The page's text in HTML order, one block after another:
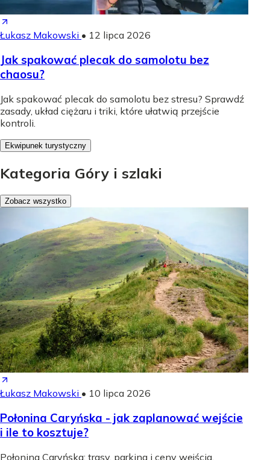
Łukasz Makowski • 12 lipca 2026
Jak spakować plecak do samolotu bez
chaosu?
Jak spakować plecak do samolotu bez stresu? Sprawdź
zasady, układ ciężaru i triki, które ułatwią przejście
kontroli.
Ekwipunek turystyczny
Kategoria Góry i szlaki
Zobacz wszystko
Łukasz Makowski • 10 lipca 2026
Połonina Caryńska - jak zaplanować wejście
i ile to kosztuje?
Połonina Caryńska: trasy, parking i ceny wejścia.